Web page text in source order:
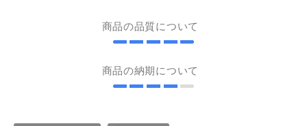
商品の品質について
商品の納期について